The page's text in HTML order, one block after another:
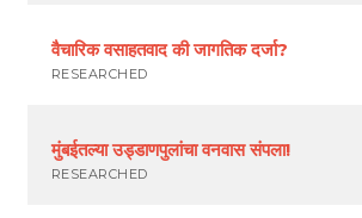
वैचारिक वसाहतवाद की जागतिक दर्जा?
RESEARCHED
मुंबईतल्या उड्डाणपुलांचा वनवास संपला!
RESEARCHED